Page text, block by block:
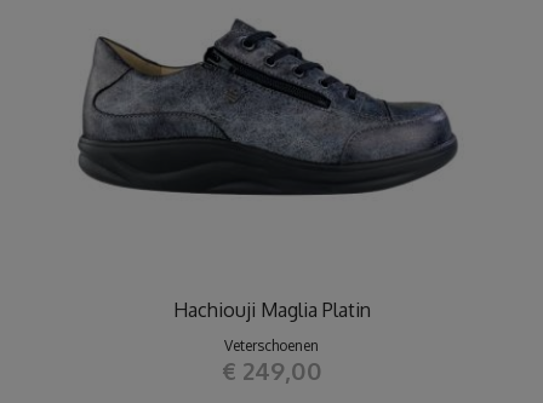
Hachiouji Maglia Platin
Veterschoenen
€ 249,00